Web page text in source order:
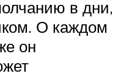
в дни,
О каждом
он